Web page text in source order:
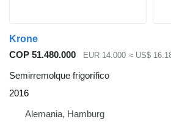
Krone
COP 51.480.000
EUR 14.000 ≈ US$
Semirremolque frigorífico
2016
Alemania, Hamburg